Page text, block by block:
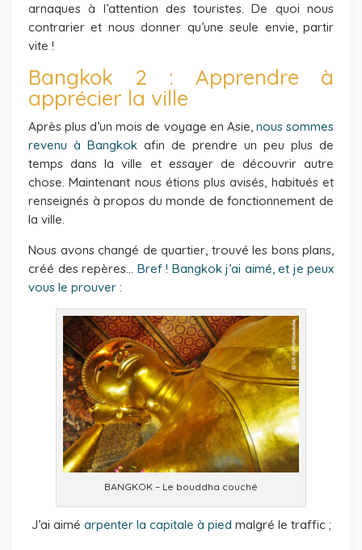
arnaques à l’attention des touristes. De quoi nous
contrarier et nous donner qu’une seule envie, partir
vite !
Bangkok 2 : Apprendre à
apprécier la ville
Après plus d’un mois de voyage en Asie, nous sommes
revenu à Bangkok afin de prendre un peu plus de
temps dans la ville et essayer de découvrir autre
chose. Maintenant nous étions plus avisés, habitués et
renseignés à propos du monde de fonctionnement de
la ville.
Nous avons changé de quartier, trouvé les bons plans,
créé des repères… Bref ! Bangkok j’ai aimé, et je peux
vous le prouver :
BANGKOK – Le bouddha couché
J’ai aimé arpenter la capitale à pied malgré le traffic ;